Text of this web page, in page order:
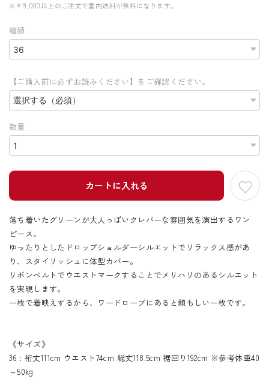
※¥9,000以上のご注文で国内送料が無料になります。
種類
【ご購入前に必ずお読みください】をご確認ください。
数量
カートに入れる
落ち着いたグリーンが大人っぽいクレバーな雰囲気を演出するワン
ピース。
ゆったりとしたドロップショルダーシルエットでリラックス感があ
り、スタイリッシュに体型カバー。
リボンベルトでウエストマークすることでメリハリのあるシルエット
を実現します。
一枚で着映えするから、ワードローブにあると頼もしい一枚です。
《サイズ》
36 : 裄丈111cm ウエスト74cm 総丈118.5cm 裾回り192cm ※参考体重40
～50kg